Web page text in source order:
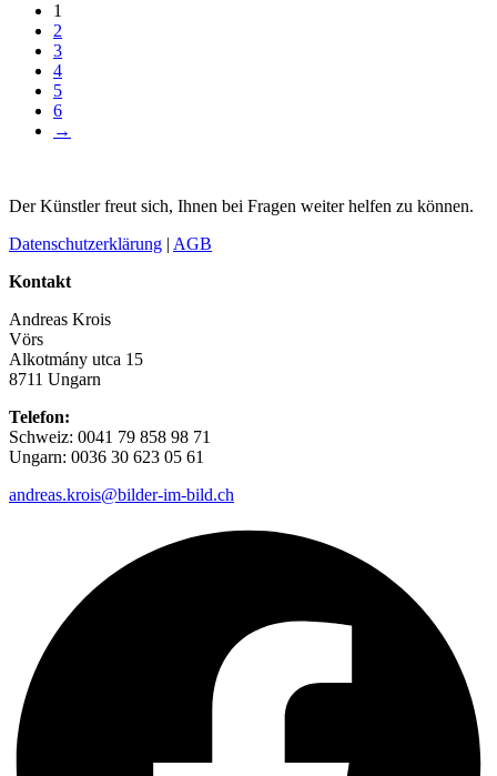
1
2
3
4
5
6
→
Der Künstler freut sich, Ihnen bei Fragen weiter helfen zu können.
Datenschutzerklärung | AGB
Kontakt
Andreas Krois
Vörs
Alkotmány utca 15
8711 Ungarn
Telefon:
Schweiz: 0041 79 858 98 71
Ungarn: 0036 30 623 05 61
andreas.krois@bilder-im-bild.ch